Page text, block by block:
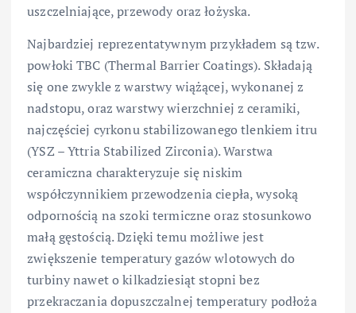
uszczelniające, przewody oraz łożyska.
Najbardziej reprezentatywnym przykładem są tzw.
powłoki TBC (Thermal Barrier Coatings). Składają
się one zwykle z warstwy wiążącej, wykonanej z
nadstopu, oraz warstwy wierzchniej z ceramiki,
najczęściej cyrkonu stabilizowanego tlenkiem itru
(YSZ – Yttria Stabilized Zirconia). Warstwa
ceramiczna charakteryzuje się niskim
współczynnikiem przewodzenia ciepła, wysoką
odpornością na szoki termiczne oraz stosunkowo
małą gęstością. Dzięki temu możliwe jest
zwiększenie temperatury gazów wlotowych do
turbiny nawet o kilkadziesiąt stopni bez
przekraczania dopuszczalnej temperatury podłoża